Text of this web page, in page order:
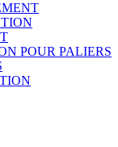
POUR PALIERS